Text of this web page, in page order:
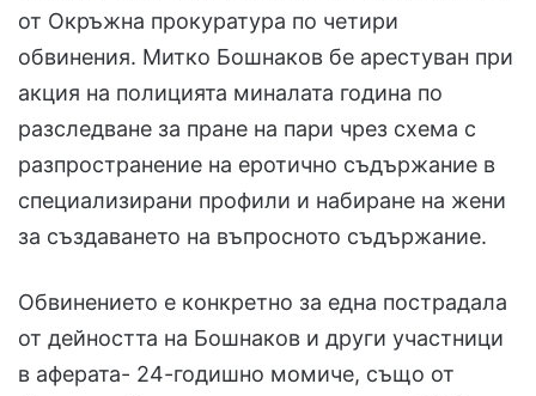
от Окръжна прокуратура по четири
обвинения. Митко Бошнаков бе арестуван при
акция на полицията миналата година по
разследване за пране на пари чрез схема с
разпространение на еротично съдържание в
специализирани профили и набиране на жени
за създаването на въпросното съдържание.
Обвинението е конкретно за една пострадала
от дейността на Бошнаков и други участници
в аферата- 24-годишно момиче, също от